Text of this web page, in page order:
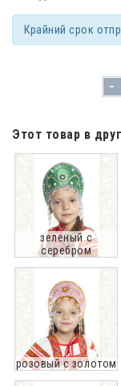
Крайний срок
-
Этот товар в
зеленый с
серебром
розовый с золотом